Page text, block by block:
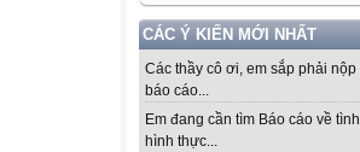
CÁC Ý KIẾN MỚI NHẤT
Các thầy cô ơi, em sắp phải nộp
báo cáo...
Em đang cần tìm Báo cáo về tình
hình thực...